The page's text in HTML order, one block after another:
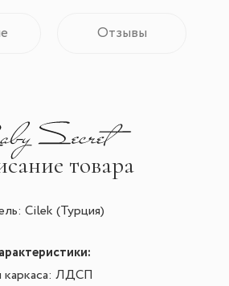
Отзывы
товара
Cilek (Турция)
каркаса: ЛДСП